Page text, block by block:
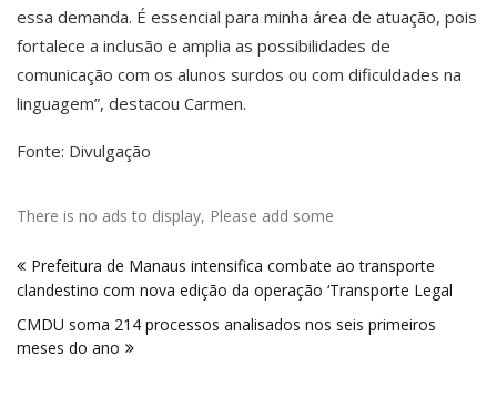
essa demanda. É essencial para minha área de atuação, pois
fortalece a inclusão e amplia as possibilidades de
comunicação com os alunos surdos ou com dificuldades na
linguagem”, destacou Carmen.
Fonte: Divulgação
There is no ads to display, Please add some
de
Post
Prefeitura de Manaus intensifica combate ao transporte
clandestino com nova edição da operação ‘Transporte Legal
CMDU soma 214 processos analisados nos seis primeiros
meses do ano